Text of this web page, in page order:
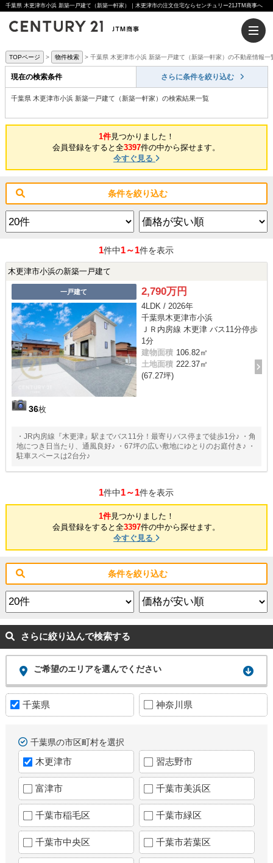
千葉県 木更津市小浜 新築一戸建て（新築一軒家）｜木更津市の注文住宅ならセンチュリー21JTM商事へ
TOPページ 物件検索 千葉県 木更津市小浜 新築一戸建て（新築一軒家）の不動産情報一
現在の検索条件 さらに条件を絞り込む
千葉県 木更津市小浜 新築一戸建て（新築一軒家）の検索結果一覧
1件見つかりました！
会員登録をすると全3397件の中から探せます。
今すぐ見る
条件を絞り込む
1件中1～1件を表示
木更津市小浜の新築一戸建て
一戸建て
36枚
2,790万円
4LDK / 2026年
千葉県木更津市小浜
ＪＲ内房線 木更津 バス11分停歩
1分
建物面積 106.82㎡
土地面積 222.37㎡
(67.27坪)
・JR内房線『木更津』駅までバス11分！最寄りバス停まで徒歩1分♪ ・角
地につき日当たり、通風良好♪ ・67坪の広い敷地にゆとりのお庭付き♪ ・
駐車スペースは2台分♪
1件中1～1件を表示
1件見つかりました！
会員登録をすると全3397件の中から探せます。
今すぐ見る
条件を絞り込む
さらに絞り込んで検索する
ご希望のエリアを選んでください
千葉県 神奈川県
千葉県の市区町村を選択
木更津市 習志野市
富津市 千葉市美浜区
千葉市稲毛区 千葉市緑区
千葉市中央区 千葉市若葉区